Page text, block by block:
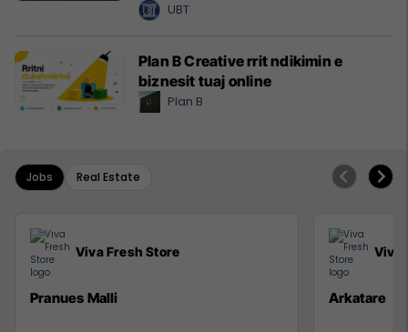
UBT
Plan B Creative rrit ndikimin e
biznesit tuaj online
Plan B
Jobs Real Estate
Viva Fresh Store
Pranues Malli
Viva
Arkatare